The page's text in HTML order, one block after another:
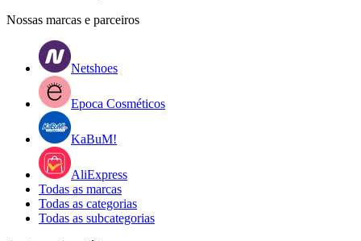
Nossas marcas e parceiros
Netshoes
Epoca Cosméticos
KaBuM!
AliExpress
Todas as marcas
Todas as categorias
Todas as subcategorias